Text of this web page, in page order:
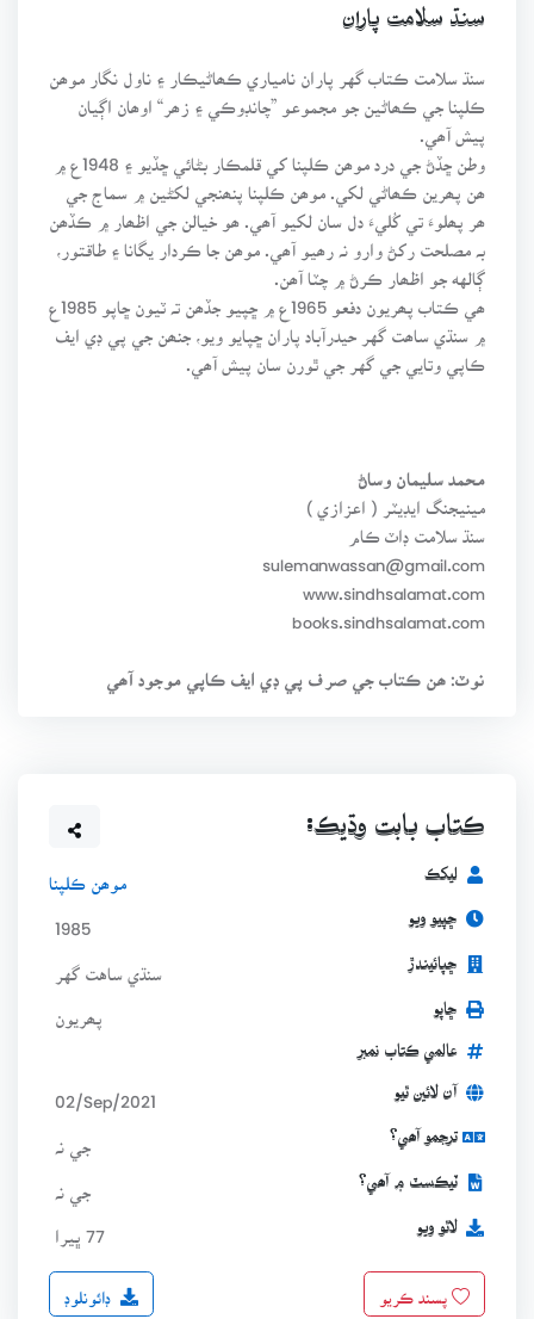
سنڌ سلامت پاران
سنڌ سلامت ڪتاب گهر پاران نامياري ڪھاڻيڪار ۽ ناول نگار موھن
ڪلپنا جي ڪھاڻين جو مجموعو ”چانڊوڪي ۽ زھر“ اوھان اڳيان
پيش آھي.
ھن پھرين ڪھاڻي لکي. موھن ڪلپنا پنھنجي لکڻين ۾ سماج جي
ھر پھلوءَ تي کُليءَ دل سان لکيو آھي. ھو خيالن جي اظھار ۾ ڪڏھن
بہ مصلحت رکڻ وارو نہ رھيو آھي. موھن جا ڪردار يگانا ۽ طاقتور،
ڳالهه جو اظھار ڪرڻ ۾ چٽا آھن.
۾ سنڌي ساھت گهر حيدرآباد پاران ڇپايو ويو، جنھن جي پي ڊي ايف
ڪاپي وتايي جي گهر جي ٿورن سان پيش آھي.
محمد سليمان وساڻ
مينيجنگ ايڊيٽر ( اعزازي )
سنڌ سلامت ڊاٽ ڪام
sulemanwassan@gmail.com
نوٽ: ھن ڪتاب جي صرف پي ڊي ايف ڪاپي موجود آھي
ڪتاب بابت وڌيڪ:
ليکڪ موھن ڪلپنا
ڇپيو ويو 1985
ڇپائيندڙ سنڌي ساهت گهر
ڇاپو
عالمي ڪتاب نمبر
آن لائين ٿيو 02/Sep/2021
ترجمو آھي؟
ٽيڪسٽ ۾ آھي؟
لاٿو ويو 77 ڀيرا
پسند ڪريو ڊائونلوڊ